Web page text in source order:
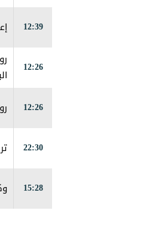
12:39
12:26
12:26
22:30
15:28